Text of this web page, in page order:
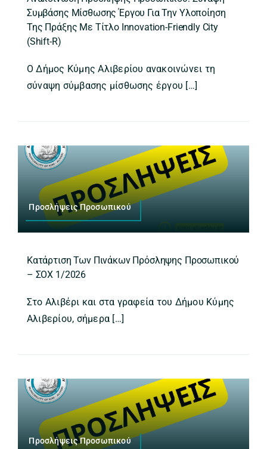
Συμβάσης Μίσθωσης Έργου Για Την Υλοποίηση
Της Πράξης Με Τίτλο Innovation-Friendly City
(Shift-R)
Ο Δήμος Κύμης Αλιβερίου ανακοινώνει τη
σύναψη σύμβασης μίσθωσης έργου […]
Προσλήψεις Προσωπικού
Κατάρτιση Των Πινάκων Πρόσληψης Προσωπικού
– ΣΟΧ 1/2026
Στο Αλιβέρι και στα γραφεία του Δήμου Κύμης
Αλιβερίου, σήμερα […]
Προσλήψεις Προσωπικού